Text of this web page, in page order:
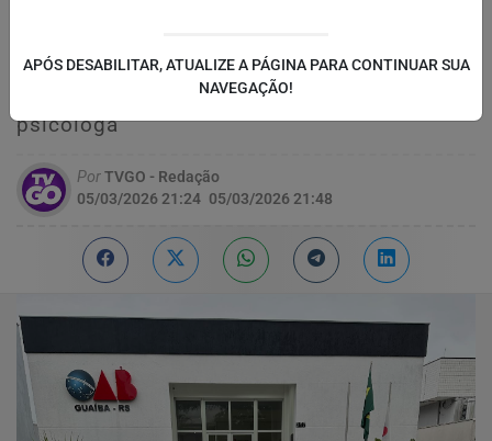
Guaíba ocorre às 18h30 e contará com
palestras de delegada da Polícia Civil e
psicóloga
PorTVGO - Redação
05/03/2026 21:24 05/03/2026 21:48
APÓS DESABILITAR, ATUALIZE A PÁGINA PARA CONTINUAR SUA
NAVEGAÇÃO!